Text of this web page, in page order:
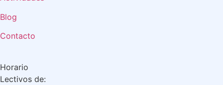
Blog
Contacto
Horario
Lectivos de: